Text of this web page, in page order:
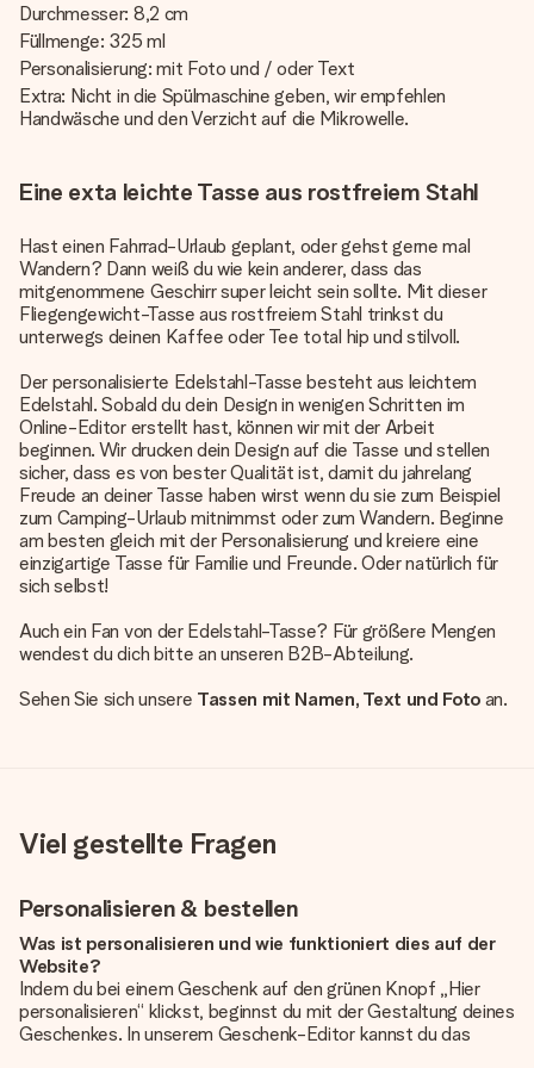
Durchmesser: 8,2 cm
Füllmenge: 325 ml
Personalisierung: mit Foto und / oder Text
Extra: Nicht in die Spülmaschine geben, wir empfehlen
Handwäsche und den Verzicht auf die Mikrowelle.
Eine exta leichte Tasse aus rostfreiem Stahl
Hast einen Fahrrad-Urlaub geplant, oder gehst gerne mal
Wandern? Dann weiß du wie kein anderer, dass das
mitgenommene Geschirr super leicht sein sollte. Mit dieser
Fliegengewicht-Tasse aus rostfreiem Stahl trinkst du
unterwegs deinen Kaffee oder Tee total hip und stilvoll.
Der personalisierte Edelstahl-Tasse besteht aus leichtem
Edelstahl. Sobald du dein Design in wenigen Schritten im
Online-Editor erstellt hast, können wir mit der Arbeit
beginnen. Wir drucken dein Design auf die Tasse und stellen
sicher, dass es von bester Qualität ist, damit du jahrelang
Freude an deiner Tasse haben wirst wenn du sie zum Beispiel
zum Camping-Urlaub mitnimmst oder zum Wandern. Beginne
am besten gleich mit der Personalisierung und kreiere eine
einzigartige Tasse für Familie und Freunde. Oder natürlich für
sich selbst!
Auch ein Fan von der Edelstahl-Tasse? Für größere Mengen
wendest du dich bitte an unseren B2B-Abteilung.
Sehen Sie sich unsere Tassen mit Namen, Text und Foto an.
Viel gestellte Fragen
Personalisieren & bestellen
Was ist personalisieren und wie funktioniert dies auf der
Website?
Indem du bei einem Geschenk auf den grünen Knopf „Hier
personalisieren“ klickst, beginnst du mit der Gestaltung deines
Geschenkes. In unserem Geschenk-Editor kannst du das